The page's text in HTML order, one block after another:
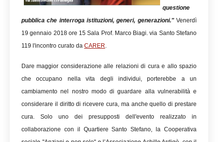
questione
pubblica che interroga istituzioni, generi, generazioni." Venerdì
19 gennaio 2018 ore 15 Sala Prof. Marco Biagi. via Santo Stefano
119 l'incontro curato da CARER.
Dare maggior considerazione alle relazioni di cura e allo spazio
che occupano nella vita degli individui, porterebbe a un
cambiamento nel nostro modo di guardare alla vulnerabilità e
considerare il diritto di ricevere cura, ma anche quello di prestare
cura. Solo uno dei presupposti dell'evento realizzato in
collaborazione con il Quartiere Santo Stefano, la Cooperativa